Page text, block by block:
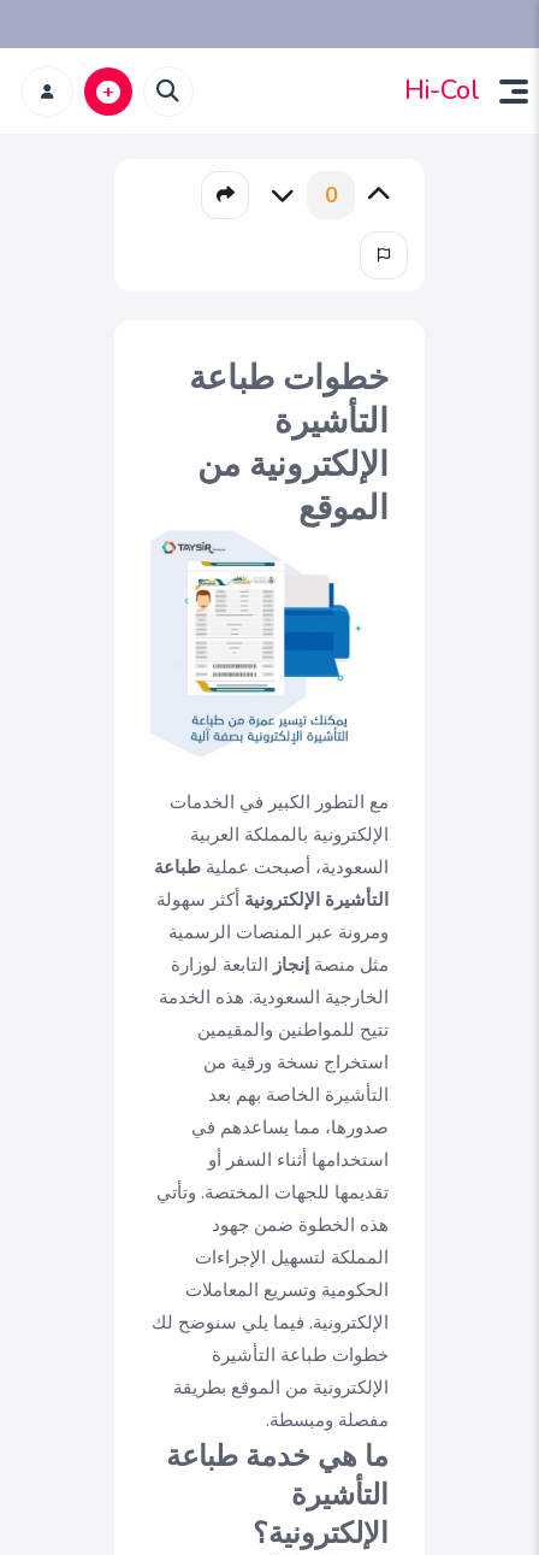
Hi-Col
0
خطوات طباعة
التأشيرة
الإلكترونية من
الموقع
مع التطور الكبير في الخدمات
الإلكترونية بالمملكة العربية
السعودية، أصبحت عملية طباعة
التأشيرة الإلكترونية أكثر سهولة
ومرونة عبر المنصات الرسمية
مثل منصة إنجاز التابعة لوزارة
الخارجية السعودية. هذه الخدمة
تتيح للمواطنين والمقيمين
استخراج نسخة ورقية من
التأشيرة الخاصة بهم بعد
صدورها، مما يساعدهم في
استخدامها أثناء السفر أو
تقديمها للجهات المختصة. وتأتي
هذه الخطوة ضمن جهود
المملكة لتسهيل الإجراءات
الحكومية وتسريع المعاملات
الإلكترونية. فيما يلي سنوضح لك
خطوات طباعة التأشيرة
الإلكترونية من الموقع بطريقة
مفصلة ومبسطة.
ما هي خدمة طباعة
التأشيرة
الإلكترونية؟